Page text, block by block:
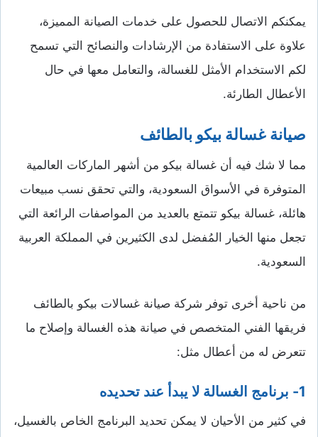
يمكنكم الاتصال للحصول على خدمات الصيانة المميزة،
علاوة على الاستفادة من الإرشادات والنصائح التي تسمح
لكم الاستخدام الأمثل للغسالة، والتعامل معها في حال
الأعطال الطارئة.
صيانة غسالة بيكو بالطائف
مما لا شك فيه أن غسالة بيكو من أشهر الماركات العالمية
المتوفرة في الأسواق السعودية، والتي تحقق نسب مبيعات
هائلة، غسالة بيكو تتمتع بالعديد من المواصفات الرائعة التي
تجعل منها الخيار المُفضل لدى الكثيرين في المملكة العربية
السعودية.
من ناحية أخرى توفر شركة صيانة غسالات بيكو بالطائف
فريقها الفني المتخصص في صيانة هذه الغسالة وإصلاح ما
تتعرض له من أعطال مثل:
1- برنامج الغسالة لا يبدأ عند تحديده
في كثير من الأحيان لا يمكن تحديد البرنامج الخاص بالغسيل،